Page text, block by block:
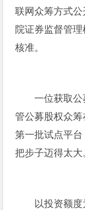
联网众筹方式
院证券监督管
核准。
一位获取
管公募股权众
第一批试点平
把步子迈得太大
以投资额